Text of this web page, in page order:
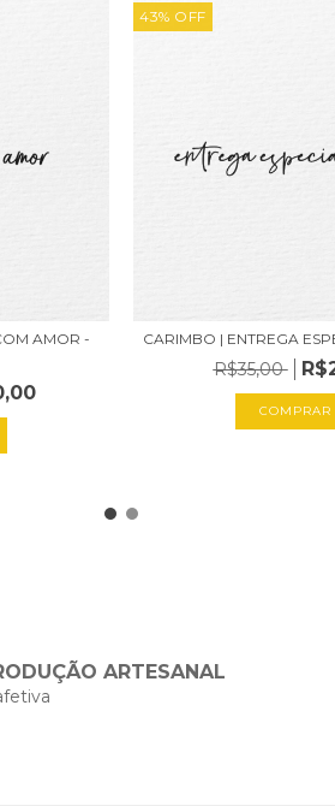
AMOR -
43% OFF
CARIMBO | ENTREGA
R$35,00
COMPRAR
ARTESANAL